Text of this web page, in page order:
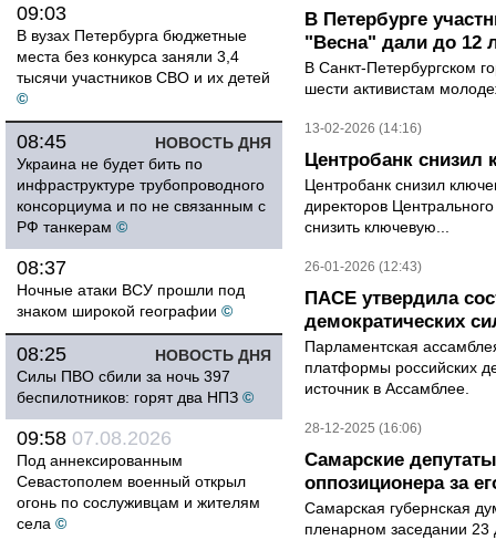
09:03
В вузах Петербурга бюджетные
места без конкурса заняли 3,4
тысячи участников СВО и их детей
©
НОВОСТЬ ДНЯ
08:45
Украина не будет бить по
инфраструктуре трубопроводного
консорциума и по не связанным с
РФ танкерам ©
08:37
Ночные атаки ВСУ прошли под
знаком широкой географии ©
НОВОСТЬ ДНЯ
08:25
Силы ПВО сбили за ночь 397
беспилотников: горят два НПЗ ©
09:58 07.08.2026
Под аннексированным
Севастополем военный открыл
огонь по сослуживцам и жителям
села ©
В Петербурге
"Весна" дали до 12
В Санкт-Петербургском
шести активистам
13-02-2026 (14:16)
Центробанк снизил
Центробанк снизил
директоров
снизить ключевую...
26-01-2026 (12:43)
ПАСЕ утвердила
демократических
Парламентская
платформы российских
источник в Ассамблее.
28-12-2025 (16:06)
Самарские
оппозиционера за
Самарская губернская
пленарном заседании 23